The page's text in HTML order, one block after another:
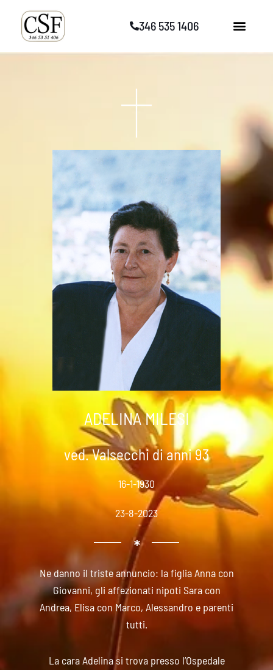
contenuto
346 535 1406
ADELINA MILESI
ved. Valsecchi di anni 93
16-1-1930
23-8-2023
Ne danno il triste annuncio: la figlia Anna con
Giovanni, gli affezionati nipoti Sara con
Andrea, Elisa con Marco, Alessandro e parenti
tutti.
La cara Adelina si trova presso l’Ospedale